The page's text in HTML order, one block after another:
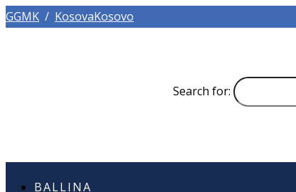
GGMK / KosovaKosovo
Search for:
BALLINA